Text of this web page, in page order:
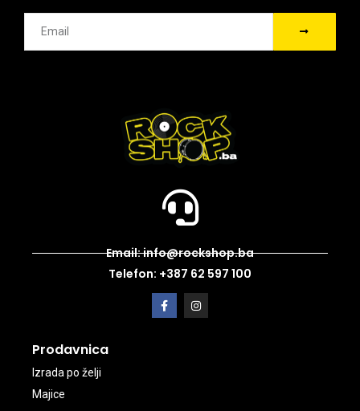
Email: info@rockshop.ba
Telefon: +387 62 597 100
Prodavnica
Izrada po želji
Majice